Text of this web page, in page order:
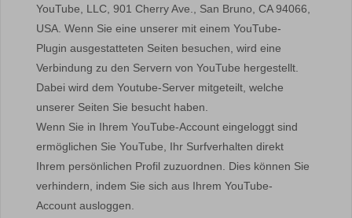
YouTube, LLC, 901 Cherry Ave., San Bruno, CA 94066,
USA. Wenn Sie eine unserer mit einem YouTube-
Plugin ausgestatteten Seiten besuchen, wird eine
Verbindung zu den Servern von YouTube hergestellt.
Dabei wird dem Youtube-Server mitgeteilt, welche
unserer Seiten Sie besucht haben.
Wenn Sie in Ihrem YouTube-Account eingeloggt sind
ermöglichen Sie YouTube, Ihr Surfverhalten direkt
Ihrem persönlichen Profil zuzuordnen. Dies können Sie
verhindern, indem Sie sich aus Ihrem YouTube-
Account ausloggen.